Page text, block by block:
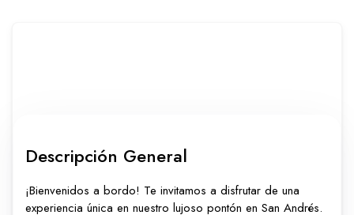
WhatsApp
Descripción General
¡Bienvenidos a bordo! Te invitamos a disfrutar de una
experiencia única en nuestro lujoso pontón en San Andrés.